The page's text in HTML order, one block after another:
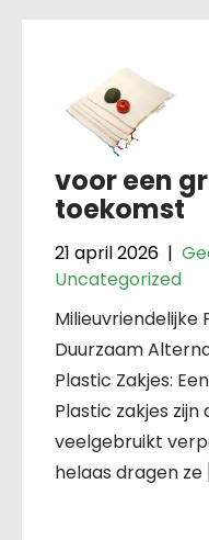
voor een
toekomst
21 april 2026 |
Uncategorized
Milieuvriendelijke
Duurzaam
Plastic Zakjes:
Plastic zakjes
veelgebruikt
helaas dragen ze